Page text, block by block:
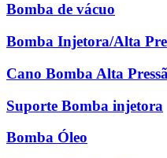
Bomba de vácuo
Bomba Injetora/Alta
Cano Bomba Alta
Suporte Bomba injetora
Bomba Óleo